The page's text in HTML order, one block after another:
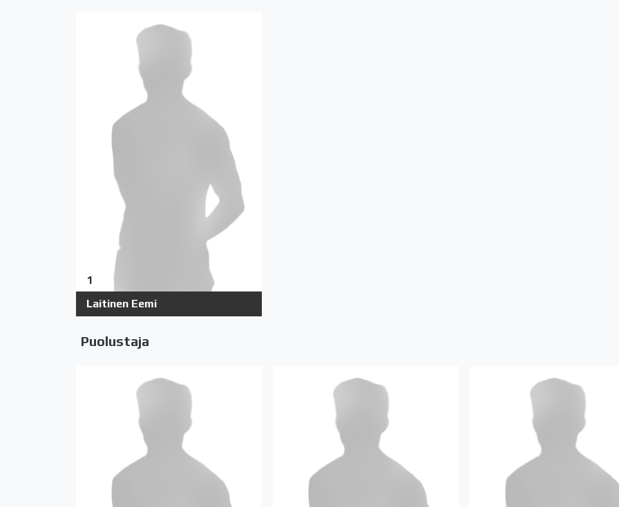
1
Laitinen Eemi
Puolustaja